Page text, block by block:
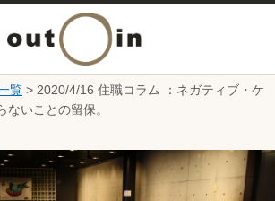
覧 > 2020/4/16 住職コラム ：ネガティブ・ケ
ないことの留保。